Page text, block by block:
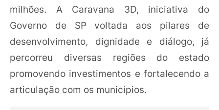
milhões. A Caravana 3D, iniciativa do
Governo de SP voltada aos pilares de
desenvolvimento, dignidade e diálogo, já
percorreu diversas regiões do estado
promovendo investimentos e fortalecendo a
articulação com os municípios.